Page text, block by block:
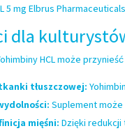
5 mg Elbrus
dla
HCL może
tłuszczowej:
Suplement
mięśni: Dzięki